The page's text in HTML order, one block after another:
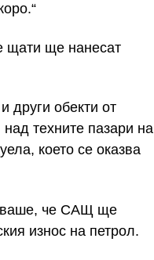
щати ще нанесат
други обекти от
техните пазари на
което се оказва
че САЩ ще
износ на петрол.